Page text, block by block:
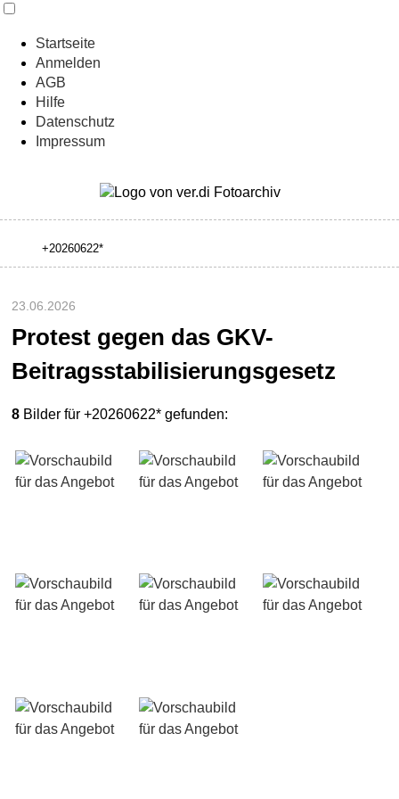
Startseite
Anmelden
AGB
Hilfe
Datenschutz
Impressum
23.06.2026
Protest gegen das GKV-
Beitragsstabilisierungsgesetz
8 Bilder für +20260622* gefunden: